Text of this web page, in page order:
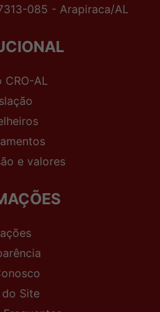
085 - Arapiraca/AL
AL
e valores
Site